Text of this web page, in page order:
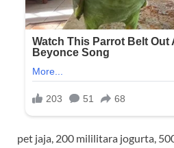
pet jaja, 200 mililitara jogurta,